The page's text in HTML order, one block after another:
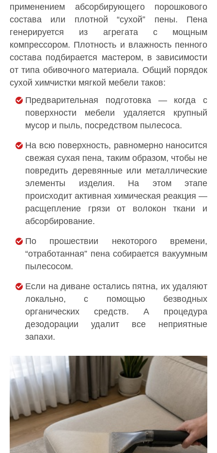
применением абсорбирующего порошкового
состава или плотной “сухой” пены. Пена
генерируется из агрегата с мощным
компрессором. Плотность и влажность пенного
состава подбирается мастером, в зависимости
от типа обивочного материала. Общий порядок
сухой химчистки мягкой мебели таков:
Предварительная подготовка — когда с
поверхности мебели удаляется крупный
мусор и пыль, посредством пылесоса.
На всю поверхность, равномерно наносится
свежая сухая пена, таким образом, чтобы не
повредить деревянные или металлические
элементы изделия. На этом этапе
происходит активная химическая реакция —
расщепление грязи от волокон ткани и
абсорбирование.
По прошествии некоторого времени,
“отработанная” пена собирается вакуумным
пылесосом.
Если на диване остались пятна, их удаляют
локально, с помощью безводных
органических средств. А процедура
дезодорации удалит все неприятные
запахи.